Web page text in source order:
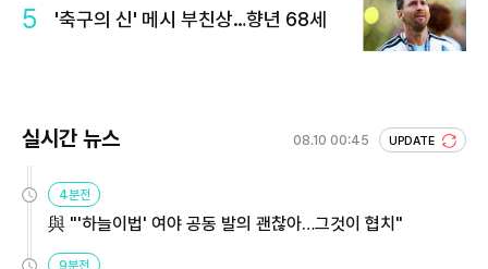
5 '축구의 신' 메시 부친상…향년 68세
실시간 뉴스 08.10 00:45 UPDATE
4분전
與 "'하늘이법' 여야 공동 발의 괜찮아…그것이 협치"
9분전